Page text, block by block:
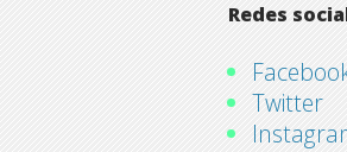
Redes
Twitter